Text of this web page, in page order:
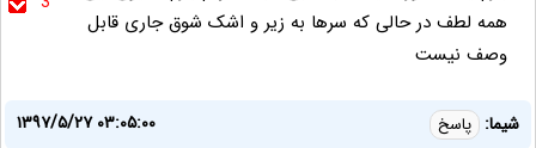
همه لطف در حالی‌ که سر‌ها به زیر و اشک شوق جاری قابل
وصف نیست
شیما: پاسخ
۱۳۹۷/۵/۲۷ ۰۳:۰۵:۰۰